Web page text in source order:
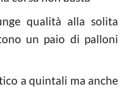
qualità alla solita
un paio di palloni
a quintali ma anche